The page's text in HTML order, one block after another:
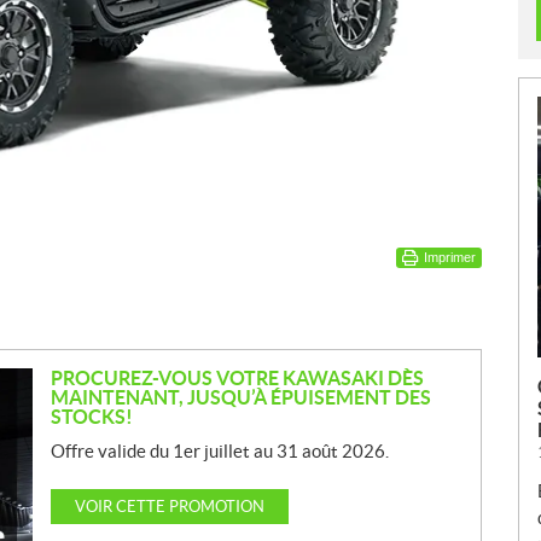
Imprimer
PROCUREZ-VOUS VOTRE KAWASAKI DÈS
MAINTENANT, JUSQU’À ÉPUISEMENT DES
STOCKS!
Offre valide du 1er juillet au 31 août 2026.
VOIR CETTE PROMOTION
L
S